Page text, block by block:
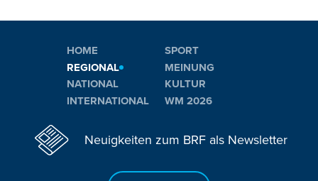
HOME
REGIONAL
NATIONAL
INTERNATIONAL
SPORT
MEINUNG
KULTUR
WM 2026
Neuigkeiten zum BRF als Newsletter